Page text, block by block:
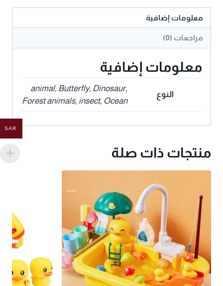
معلومات إضافية
مراجعات (0)
معلومات إضافية
النوع
animal, Butterfly, Dinosaur,
Forest animals, insect, Ocean
منتجات ذات صلة
SAR